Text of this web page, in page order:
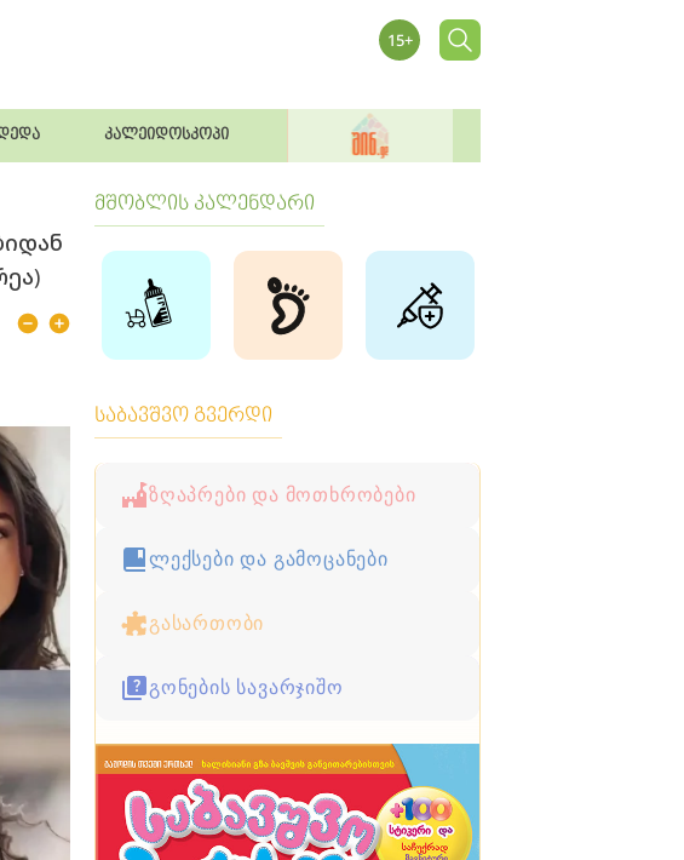
კალეიდოსკოპი
მშობლის კალენდარი
საბავშვო გვერდი
ზღაპრები და მოთხრობები
ლექსები და გამოცანები
გასართობი
გონების სავარჯიშო